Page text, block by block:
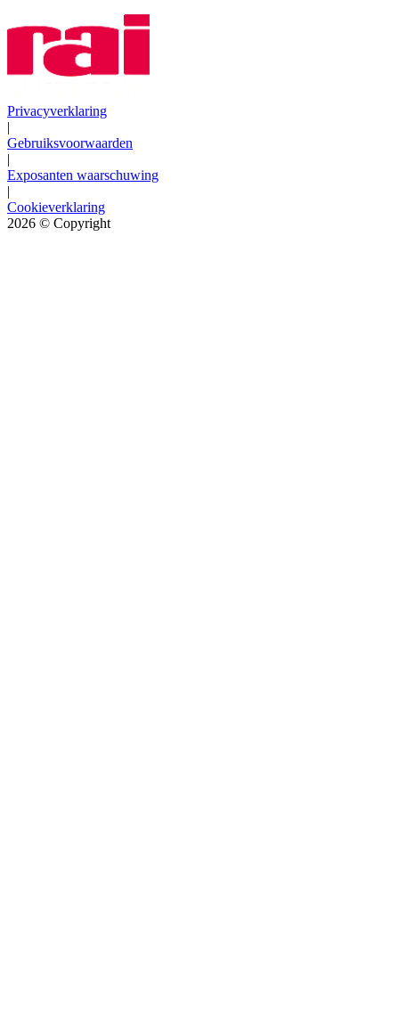
Privacyverklaring
|
Gebruiksvoorwaarden
|
Exposanten waarschuwing
|
Cookieverklaring
2026 © Copyright